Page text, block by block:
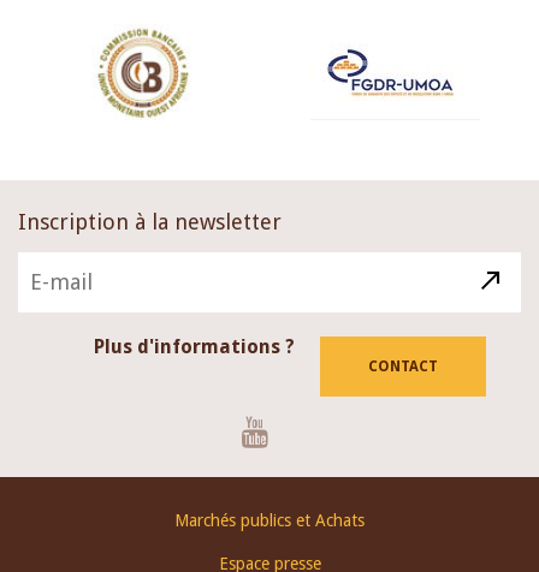
Inscription à la newsletter
Plus d'informations ?
CONTACT
Marchés publics et Achats
Espace presse